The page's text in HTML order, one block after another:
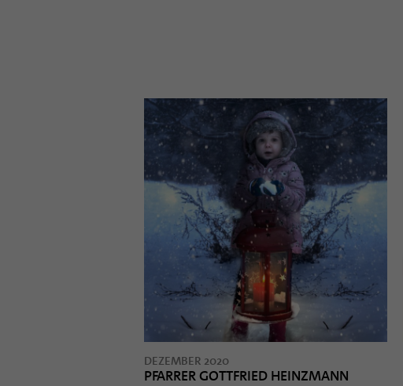
DEZEMBER 2020
PFARRER GOTTFRIED HEINZMANN